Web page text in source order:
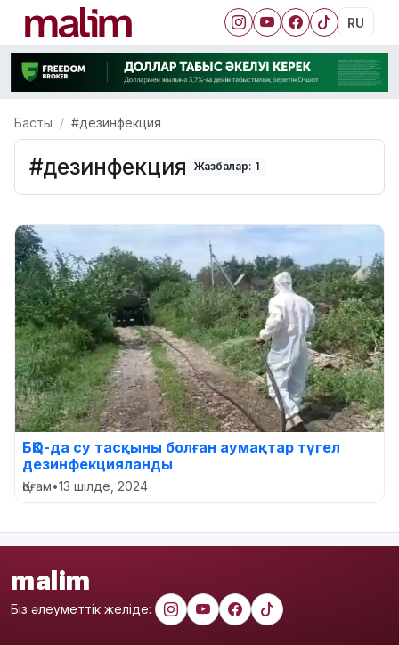
RU
Басты #дезинфекция
#дезинфекция Жазбалар: 1
БҚО-да су тасқыны болған аумақтар түгел
дезинфекцияланды
Қоғам•13 шілде, 2024
malim
Біз әлеуметтік желіде: